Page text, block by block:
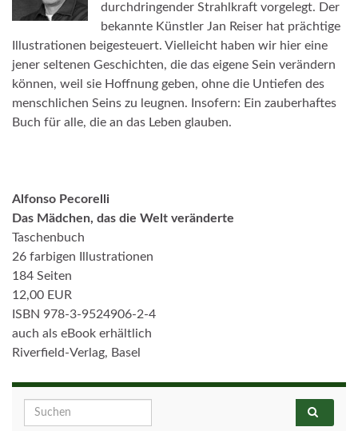
durchdringender Strahlkraft vorgelegt. Der
bekannte Künstler Jan Reiser hat prächtige
Illustrationen beigesteuert. Vielleicht haben wir hier eine
jener seltenen Geschichten, die das eigene Sein verändern
können, weil sie Hoffnung geben, ohne die Untiefen des
menschlichen Seins zu leugnen. Insofern: Ein zauberhaftes
Buch für alle, die an das Leben glauben.
Alfonso Pecorelli
Das Mädchen, das die Welt veränderte
Taschenbuch
26 farbigen Illustrationen
184 Seiten
12,00 EUR
ISBN 978-3-9524906-2-4
auch als eBook erhältlich
Riverfield-Verlag, Basel
Search for: